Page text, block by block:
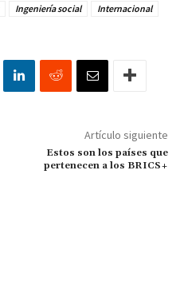
Ingeniería social
Internacional
Artículo siguiente
Estos son los países que
pertenecen a los BRICS+